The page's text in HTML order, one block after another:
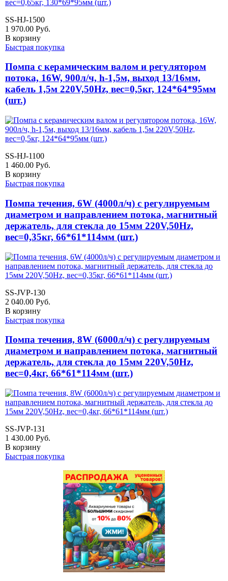
SS-HJ-1500
1 970.00 Руб.
В корзину
Быстрая покупка
Помпа с керамическим валом и регулятором
потока, 16W, 900л/ч, h-1,5м, выход 13/16мм,
кабель 1,5м 220V,50Hz, вес=0,5кг, 124*64*95мм
(шт.)
SS-HJ-1100
1 460.00 Руб.
В корзину
Быстрая покупка
Помпа течения, 6W (4000л/ч) с регулируемым
диаметром и направлением потока, магнитный
держатель, для стекла до 15мм 220V,50Hz,
вес=0,35кг, 66*61*114мм (шт.)
SS-JVP-130
2 040.00 Руб.
В корзину
Быстрая покупка
Помпа течения, 8W (6000л/ч) с регулируемым
диаметром и направлением потока, магнитный
держатель, для стекла до 15мм 220V,50Hz,
вес=0,4кг, 66*61*114мм (шт.)
SS-JVP-131
1 430.00 Руб.
В корзину
Быстрая покупка